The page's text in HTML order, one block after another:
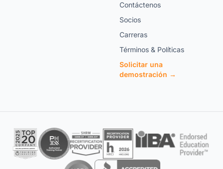
Contáctenos
Socios
Carreras
Términos & Políticas
Solicitar una
demostración →